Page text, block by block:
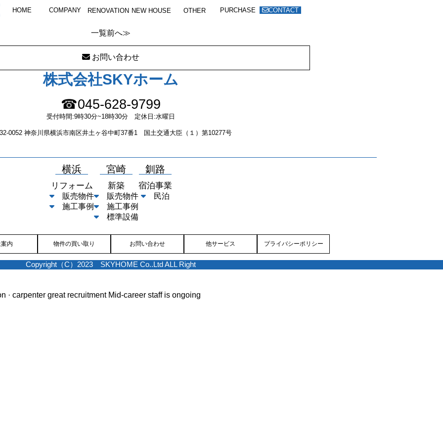
HOME COMPANY RENOVATION NEW HOUSE OTHER PURCHASE CONTACT
OLYMPUS DIGITAL CAMERA
一覧前へ≫
お問い合わせ
株式会社SKYホーム
☎045-628-9799
受付時間:9時30分~18時30分 定休日:水曜日
0052 神奈川県横浜市南区井土ヶ谷中町37番1 国土交通大臣（１）第10277号
横浜
リフォーム
販売物件
施工事例
宮崎
新築
販売物件
施工事例
標準設備
釧路
宿泊事業
民泊
内 物件の買い取り お問い合わせ 他サービス プライバシーポリシー
Copyright（C）2023 SKYHOME Co..Ltd ALL Right
· carpenter great recruitment Mid-career staff is ongoing